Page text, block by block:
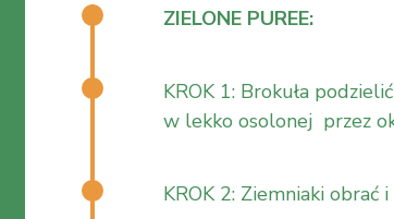
ZIELONE PUREE:
KROK 1: Brokuła
w lekko osolonej przez
KROK 2: Ziemniaki obrać